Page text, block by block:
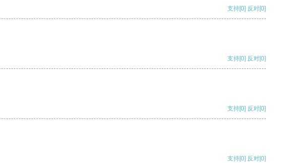
支持[0] 反对[0]
支持[0] 反对[0]
支持[0] 反对[0]
支持[0] 反对[0]